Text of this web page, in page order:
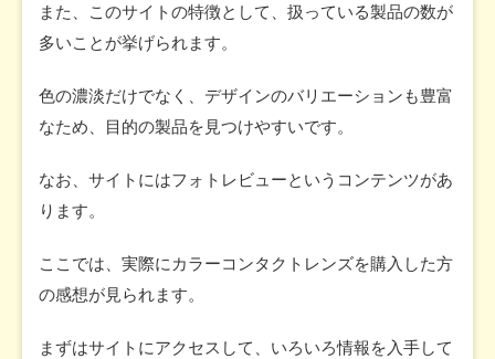
また、このサイトの特徴として、扱っている製品の数が
多いことが挙げられます。
色の濃淡だけでなく、デザインのバリエーションも豊富
なため、目的の製品を見つけやすいです。
なお、サイトにはフォトレビューというコンテンツがあ
ります。
ここでは、実際にカラーコンタクトレンズを購入した方
の感想が見られます。
まずはサイトにアクセスして、いろいろ情報を入手して